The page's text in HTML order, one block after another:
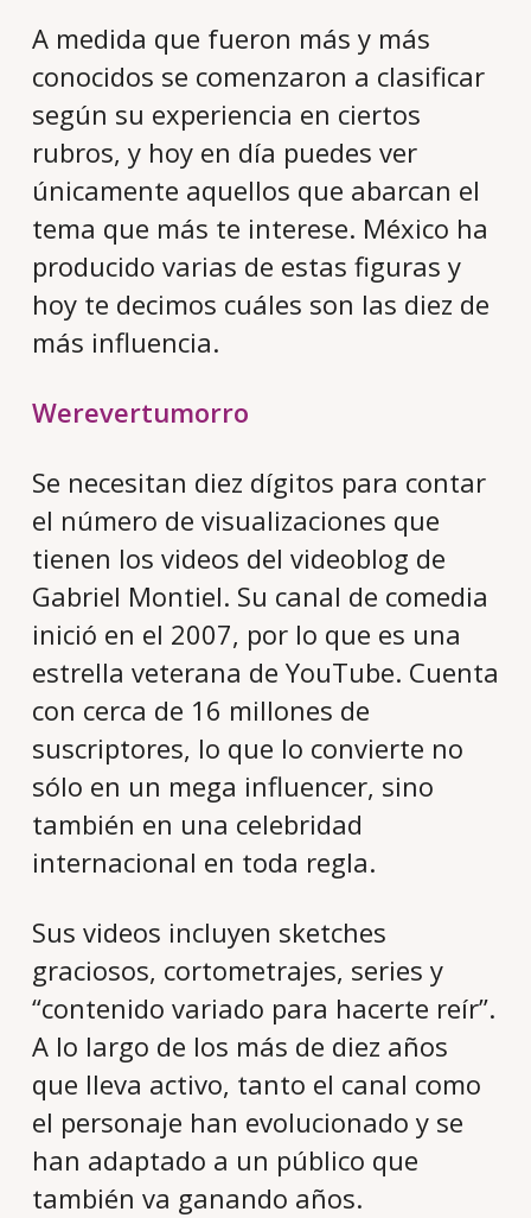
A medida que fueron más y más
conocidos se comenzaron a clasificar
según su experiencia en ciertos
rubros, y hoy en día puedes ver
únicamente aquellos que abarcan el
tema que más te interese. México ha
producido varias de estas figuras y
hoy te decimos cuáles son las diez de
más influencia.
Werevertumorro
Se necesitan diez dígitos para contar
el número de visualizaciones que
tienen los videos del videoblog de
Gabriel Montiel. Su canal de comedia
inició en el 2007, por lo que es una
estrella veterana de YouTube. Cuenta
con cerca de 16 millones de
suscriptores, lo que lo convierte no
sólo en un mega influencer, sino
también en una celebridad
internacional en toda regla.
Sus videos incluyen sketches
graciosos, cortometrajes, series y
“contenido variado para hacerte reír”.
A lo largo de los más de diez años
que lleva activo, tanto el canal como
el personaje han evolucionado y se
han adaptado a un público que
también va ganando años.